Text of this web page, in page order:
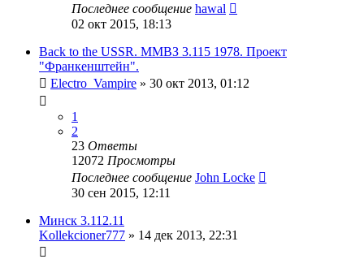
Последнее сообщение hawal
02 окт 2015, 18:13
Back to the USSR. ММВЗ 3.115 1978. Проект
"Франкенштейн".
Electro_Vampire » 30 окт 2013, 01:12
1
2
23 Ответы
12072 Просмотры
Последнее сообщение John Locke
30 сен 2015, 12:11
Минск 3.112.11
Kollekcioner777 » 14 дек 2013, 22:31